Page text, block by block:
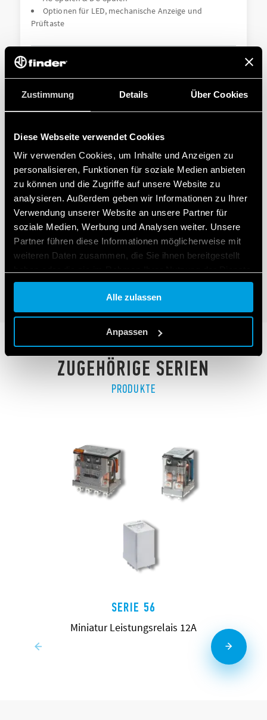
Zustimmung Details Über Cookies
Diese Webseite verwendet Cookies
Wir verwenden Cookies, um Inhalte und Anzeigen zu
personalisieren, Funktionen für soziale Medien anbieten
zu können und die Zugriffe auf unsere Website zu
analysieren. Außerdem geben wir Informationen zu Ihrer
Verwendung unserer Website an unsere Partner für
soziale Medien, Werbung und Analysen weiter. Unsere
Partner führen diese Informationen möglicherweise mit
weiteren Daten zusammen, die Sie ihnen bereitgestellt
gesammelt haben.
Cookie policy.
Alle zulassen
Anpassen
Optionen für LED, mechanische Anzeige und
Prüftaste
ANGABEN
TYP 62.83 - LEISTUNGSRELAIS 16A
AC-Spulen & DC-Spulen
Optionen für LED, mechanische Anzeige und
Prüftaste
ZUGEHÖRIGE SERIEN
PRODUKTE
SERIE 56
Miniatur Leistungsrelais 12A